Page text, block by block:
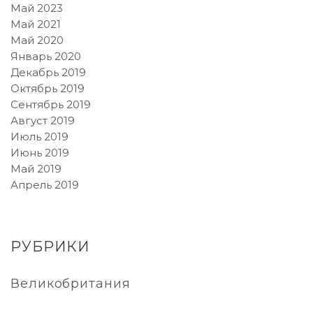
Май 2023
Май 2021
Май 2020
Январь 2020
Декабрь 2019
Октябрь 2019
Сентябрь 2019
Август 2019
Июль 2019
Июнь 2019
Май 2019
Апрель 2019
РУБРИКИ
Великобритания